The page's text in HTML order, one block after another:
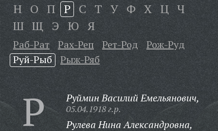
Н О П Р С Т У Ф Х Ц Ч
Ш Щ Э Ю Я
Раб-Рат Рах-Реп Рет-Род
Рож-Руд
Руй-Рыб
Рыж-Ряб
Р Руймин Василий Емельянович,
05.04.1918 г.р.
Рулева Нина Александровна,